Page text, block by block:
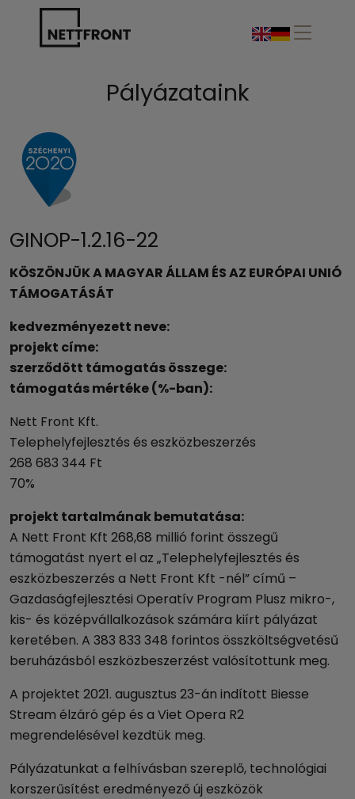
Pályázataink
GINOP-1.2.16-22
KÖSZÖNJÜK A MAGYAR ÁLLAM ÉS AZ EURÓPAI UNIÓ
TÁMOGATÁSÁT
kedvezményezett neve:
projekt címe:
szerződött támogatás összege:
támogatás mértéke (%-ban):
Nett Front Kft.
Telephelyfejlesztés és eszközbeszerzés
268 683 344 Ft
70%
projekt tartalmának bemutatása:
A Nett Front Kft 268,68 millió forint összegű
támogatást nyert el az „Telephelyfejlesztés és
eszközbeszerzés a Nett Front Kft -nél” című –
Gazdaságfejlesztési Operatív Program Plusz mikro-,
kis- és középvállalkozások számára kiírt pályázat
keretében. A 383 833 348 forintos összköltségvetésű
beruházásból eszközbeszerzést valósítottunk meg.
A projektet 2021. augusztus 23-án indított Biesse
Stream élzáró gép és a Viet Opera R2
megrendelésével kezdtük meg.
Pályázatunkat a felhívásban szereplő, technológiai
korszerűsítést eredményező új eszközök